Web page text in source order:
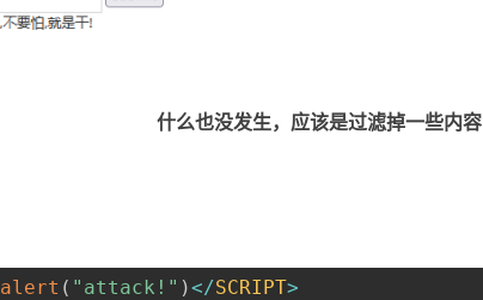
什么也没发生，应该是过滤掉一些内容
alert ( "attack!" )</SCRIPT>